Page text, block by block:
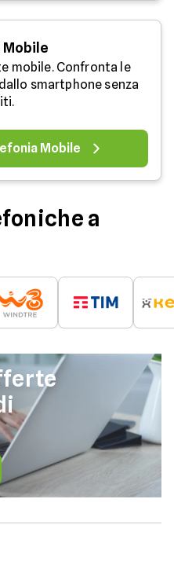
mobile. Confronta le
smartphone senza
Mobile
a